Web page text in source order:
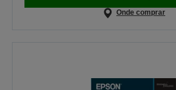
Onde comprar